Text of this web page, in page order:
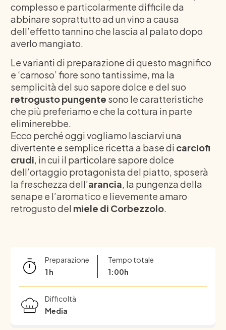
complesso e particolarmente difficile da
abbinare soprattutto ad un vino a causa
dell’effetto tannino che lascia al palato dopo
averlo mangiato.
Le varianti di preparazione di questo magnifico
e ‘carnoso’ fiore sono tantissime, ma la
semplicità del suo sapore dolce e del suo
retrogusto pungente sono le caratteristiche
che più preferiamo e che la cottura in parte
eliminerebbe.
Ecco perché oggi vogliamo lasciarvi una
divertente e semplice ricetta a base di carciofi
crudi, in cui il particolare sapore dolce
dell’ortaggio protagonista del piatto, sposerà
la freschezza dell’arancia, la pungenza della
senape e l’aromatico e lievemente amaro
retrogusto del miele di Corbezzolo.
Preparazione
1 h
Tempo totale
1:00h
Difficoltà
Media